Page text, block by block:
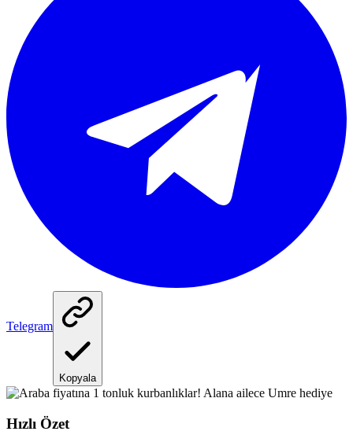
Telegram
Kopyala
Hızlı Özet